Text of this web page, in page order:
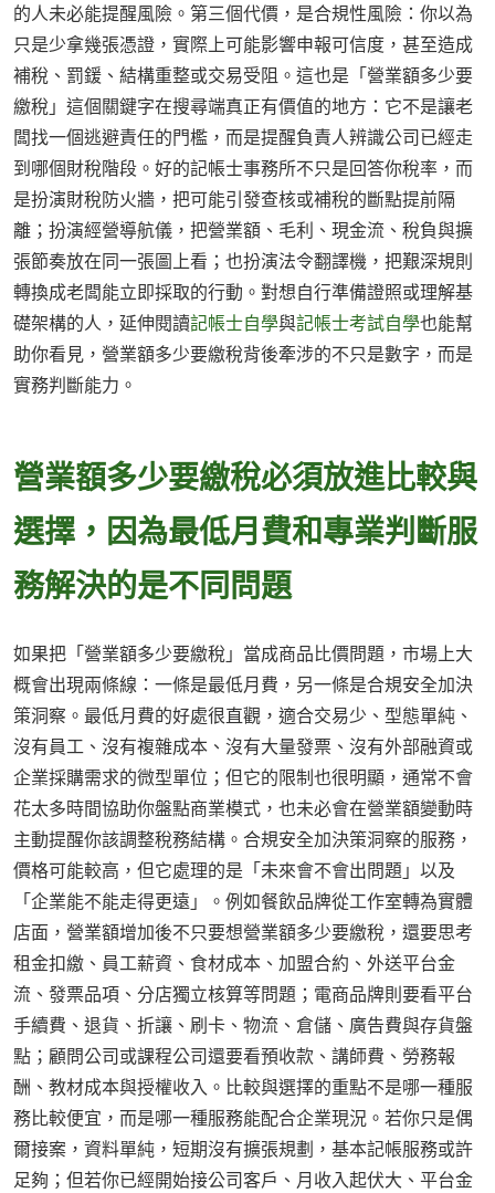
的人未必能提醒風險。第三個代價，是合規性風險：你以為
只是少拿幾張憑證，實際上可能影響申報可信度，甚至造成
補稅、罰鍰、結構重整或交易受阻。這也是「營業額多少要
繳稅」這個關鍵字在搜尋端真正有價值的地方：它不是讓老
闆找一個逃避責任的門檻，而是提醒負責人辨識公司已經走
到哪個財稅階段。好的記帳士事務所不只是回答你稅率，而
是扮演財稅防火牆，把可能引發查核或補稅的斷點提前隔
離；扮演經營導航儀，把營業額、毛利、現金流、稅負與擴
張節奏放在同一張圖上看；也扮演法令翻譯機，把艱深規則
轉換成老闆能立即採取的行動。對想自行準備證照或理解基
礎架構的人，延伸閱讀記帳士自學與記帳士考試自學也能幫
助你看見，營業額多少要繳稅背後牽涉的不只是數字，而是
實務判斷能力。
營業額多少要繳稅必須放進比較與
選擇，因為最低月費和專業判斷服
務解決的是不同問題
如果把「營業額多少要繳稅」當成商品比價問題，市場上大
概會出現兩條線：一條是最低月費，另一條是合規安全加決
策洞察。最低月費的好處很直觀，適合交易少、型態單純、
沒有員工、沒有複雜成本、沒有大量發票、沒有外部融資或
企業採購需求的微型單位；但它的限制也很明顯，通常不會
花太多時間協助你盤點商業模式，也未必會在營業額變動時
主動提醒你該調整稅務結構。合規安全加決策洞察的服務，
價格可能較高，但它處理的是「未來會不會出問題」以及
「企業能不能走得更遠」。例如餐飲品牌從工作室轉為實體
店面，營業額增加後不只要想營業額多少要繳稅，還要思考
租金扣繳、員工薪資、食材成本、加盟合約、外送平台金
流、發票品項、分店獨立核算等問題；電商品牌則要看平台
手續費、退貨、折讓、刷卡、物流、倉儲、廣告費與存貨盤
點；顧問公司或課程公司還要看預收款、講師費、勞務報
酬、教材成本與授權收入。比較與選擇的重點不是哪一種服
務比較便宜，而是哪一種服務能配合企業現況。若你只是偶
爾接案，資料單純，短期沒有擴張規劃，基本記帳服務或許
足夠；但若你已經開始接公司客戶、月收入起伏大、平台金